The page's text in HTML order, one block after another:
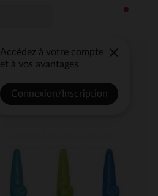
Accédez à votre compte
et à vos avantages
Connexion/Inscription